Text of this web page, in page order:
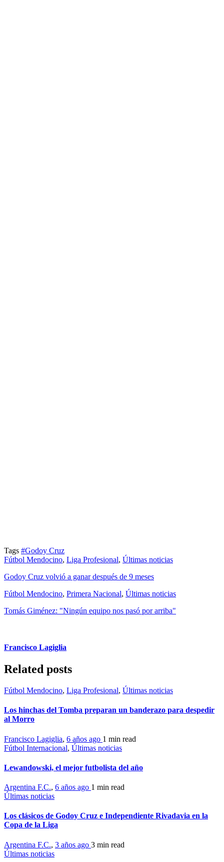
Tags #Godoy Cruz
Fútbol Mendocino, Liga Profesional, Últimas noticias
Godoy Cruz volvió a ganar después de 9 meses
Fútbol Mendocino, Primera Nacional, Últimas noticias
Tomás Giménez: "Ningún equipo nos pasó por arriba"
Francisco Lagiglia
Related posts
Fútbol Mendocino, Liga Profesional, Últimas noticias
Los hinchas del Tomba preparan un banderazo para despedir
al Morro
Francisco Lagiglia, 6 años ago 1 min read
Fútbol Internacional, Últimas noticias
Lewandowski, el mejor futbolista del año
Argentina F.C., 6 años ago 1 min read
Últimas noticias
Los clásicos de Godoy Cruz e Independiente Rivadavia en la
Copa de la Liga
Argentina F.C., 3 años ago 3 min read
Últimas noticias